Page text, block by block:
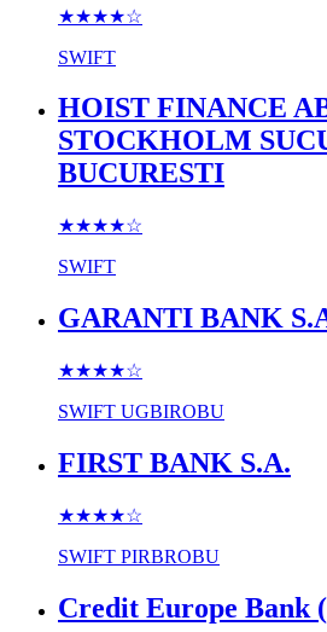
★★★★☆
SWIFT
HOIST FINANCE
STOCKHOLM
BUCURESTI
★★★★☆
SWIFT
GARANTI BANK
★★★★☆
SWIFT UGBIROBU
FIRST BANK S.A.
★★★★☆
SWIFT PIRBROBU
Credit Europe Bank